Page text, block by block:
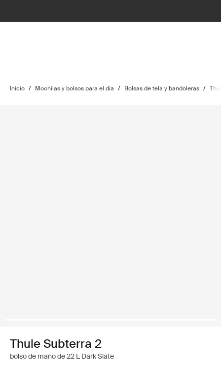
Inicio / Mochilas y bolsos para el día / Bolsas de tela y bandoleras /
Thule Subterra 2
bolso de mano de 22 L Dark Slate